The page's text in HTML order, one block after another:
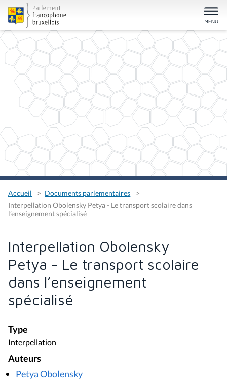
Accueil
Documents parlementaires
Interpellation Obolensky Petya - Le transport scolaire dans
l’enseignement spécialisé
Interpellation Obolensky
Petya - Le transport scolaire
dans l’enseignement
spécialisé
Type
Interpellation
Auteurs
Petya Obolensky